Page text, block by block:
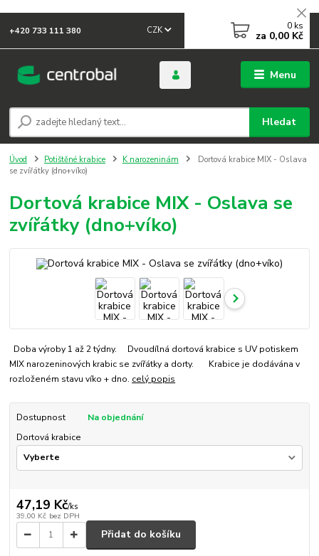
Menu
CZK
Hledat
+420 733 111 380 0 ks
za 0,00 Kč
Úvod Potištěné krabice K narozeninám
Dortová krabice MIX - Oslava
se zvířátky (dno+víko)
Dortová krabice MIX - Oslava se
zvířátky (dno+víko)
Doba výroby 1 až 2 týdny. Dvoudílná dortová krabice s UV potiskem
MIX narozeninových krabic se zvířátky a dorty. Krabice je dodávána v
rozloženém stavu víko + dno. celý popis
Dostupnost
Na objednání
Dortová krabice
47,19 Kč/ks
39,00 Kč bez DPH
Přidat do košíku